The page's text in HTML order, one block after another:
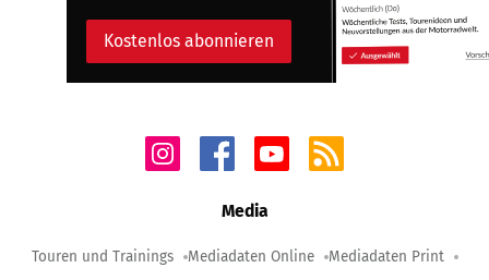
Kostenlos abonnieren
Media
Touren und Trainings Mediadaten Online Mediadaten Print